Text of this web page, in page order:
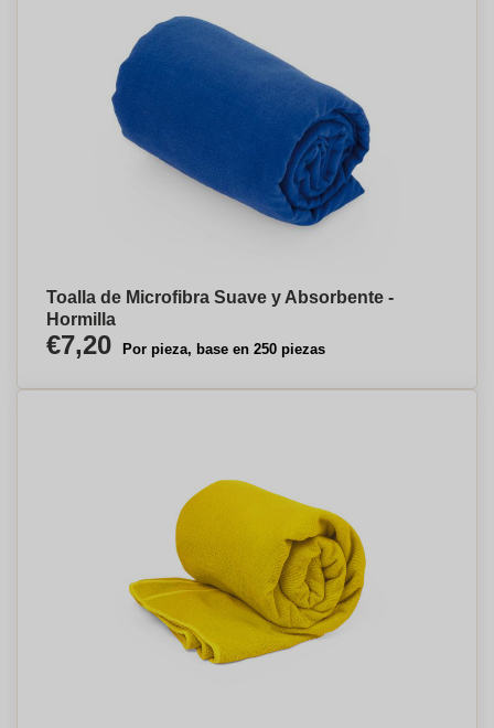
Toalla de Microfibra Suave y Absorbente -
Hormilla
€7,20 Por pieza, base en 250 piezas